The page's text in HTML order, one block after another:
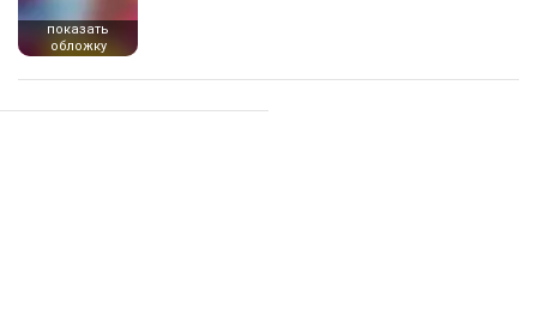
показать
обложку